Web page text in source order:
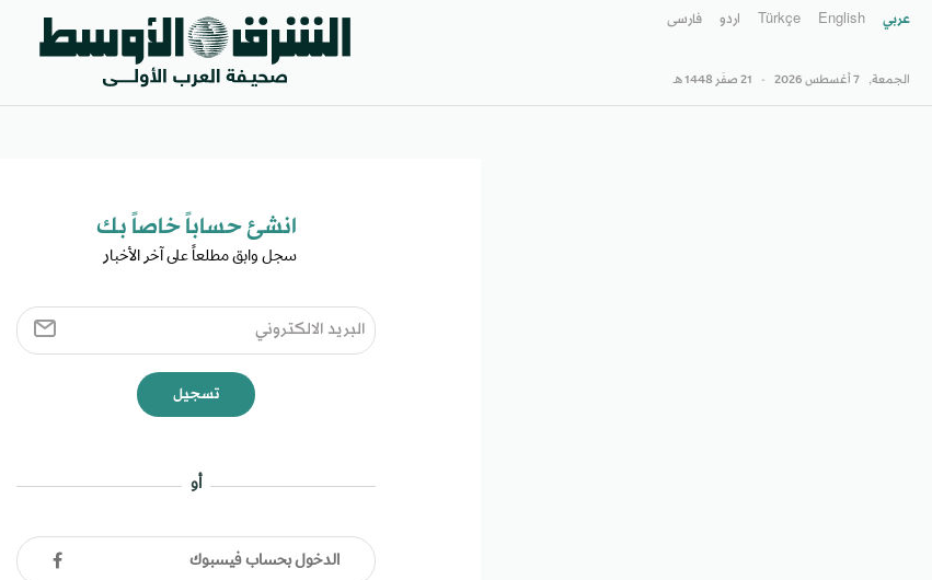
عربي English
Türkçe اردو فارسى
الجمعة, 7 أغسطس 2026 - 21 صفَر 1448 هـ
انشئ حساباً خاصاً بك​
سجل وابق مطلعاً على آخر الأخبار ​
تسجيل
أو
الدخول بحساب فيسبوك